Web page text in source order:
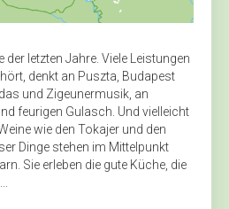
der letzten Jahre. Viele Leistungen
denkt an Puszta, Budapest
und Zigeunermusik, an
feurigen Gulasch. Und vielleicht
wie den Tokajer und den
Dinge stehen im Mittelpunkt
Sie erleben die gute Küche, die